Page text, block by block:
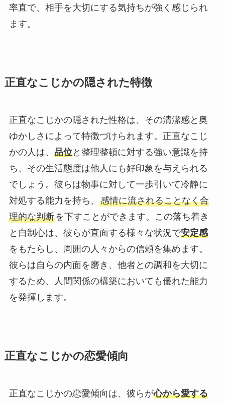
率直で、相手を大切にする気持ちが強く感じられ
ます。
正直なこじかの隠された特徴
正直なこじかの隠された性格は、その清潔感と奥
ゆかしさによって特徴づけられます。正直なこじ
かの人は、 品位と整理整頓に対する強い意識を持
ち、その生活態度は他人にも好印象を与えられる
でしょう。彼らは物事に対して一歩引いて冷静に
対処する能力を持ち、 感情に流されることなく合
理的な判断を下すことができます。この落ち着き
と自制心は、彼らが直面する様々な状況で安定感
をもたらし、周囲の人々からの信頼を集めます。
彼らは自らの内面を磨き、他者との調和を大切に
するため、人間関係の構築においても優れた能力
を発揮します。
正直なこじかの恋愛傾向
正直なこじかの恋愛傾向は、彼らが心から愛する